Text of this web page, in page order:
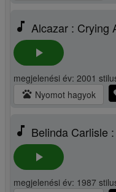
music_note Alcazar : Crying
play_arrow
megjelenési év: 2001
pets Nyomot hagyok
music_note Belinda Carlisle
play_arrow
megjelenési év: 1987